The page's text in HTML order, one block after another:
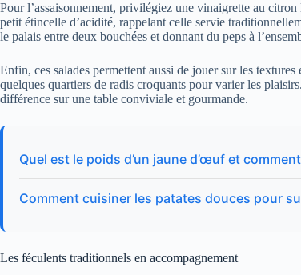
Pour l’assaisonnement, privilégiez une vinaigrette au
petit étincelle d’acidité, rappelant celle servie
le palais entre deux bouchées et donnant du peps à
Enfin, ces salades permettent aussi de jouer sur les
quelques quartiers de radis croquants pour varier les
différence sur une table conviviale et gourmande.
Quel est le poids d’un jaune d’œuf et
Comment cuisiner les patates douces pour
Les féculents traditionnels en accompagnement